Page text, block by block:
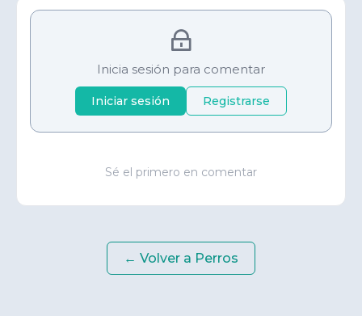
Inicia sesión para comentar
Iniciar sesión Registrarse
Sé el primero en comentar
← Volver a Perros